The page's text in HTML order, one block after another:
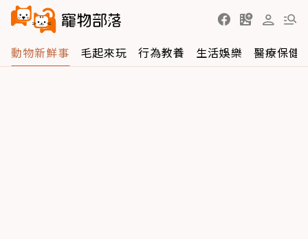
動物新鮮事 毛起來玩 行為教養 生活娛樂 醫療保健